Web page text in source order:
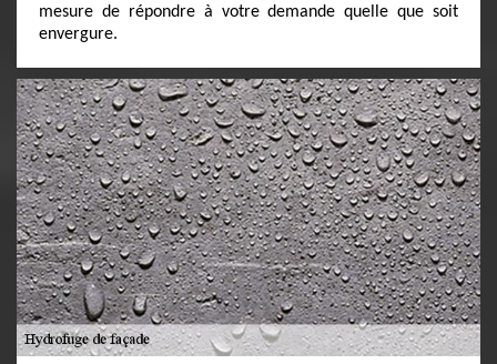
mesure de répondre à votre demande quelle que soit
envergure.